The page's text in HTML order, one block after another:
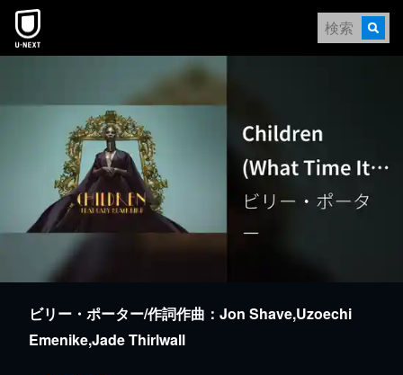
本文へスキップ
ビリー・ポーター/作詞作曲：Jon Shave,Uzoechi
Emenike,Jade Thirlwall